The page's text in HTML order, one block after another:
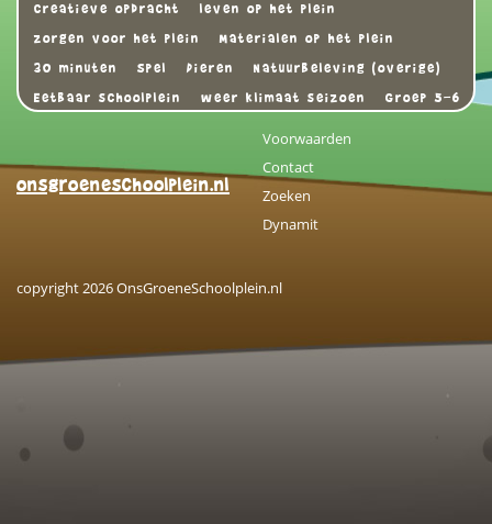
Creatieve opdracht
leven op het plein
zorgen voor het plein
Materialen op het plein
30 minuten
Spel Dieren
Natuurbeleving (overige)
Eetbaar schoolplein
weer klimaat seizoen Groep 5-6
onsgroeneschoolplein.nl
Voorwaarden
Contact
Zoeken
Dynamit
copyright 2026 OnsGroeneSchoolplein.nl